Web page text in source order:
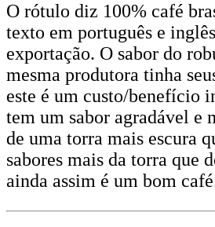
O rótulo diz 100% café
texto em português e
exportação. O sabor do
mesma produtora tinha
este é um custo/benefício
tem um sabor agradável e
de uma torra mais escura
sabores mais da torra que
ainda assim é um bom